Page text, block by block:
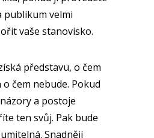
publikum velmi
vaše stanovisko.
představu, o čem
čem nebude. Pokud
a postoje
ten svůj. Pak bude
Snadněji